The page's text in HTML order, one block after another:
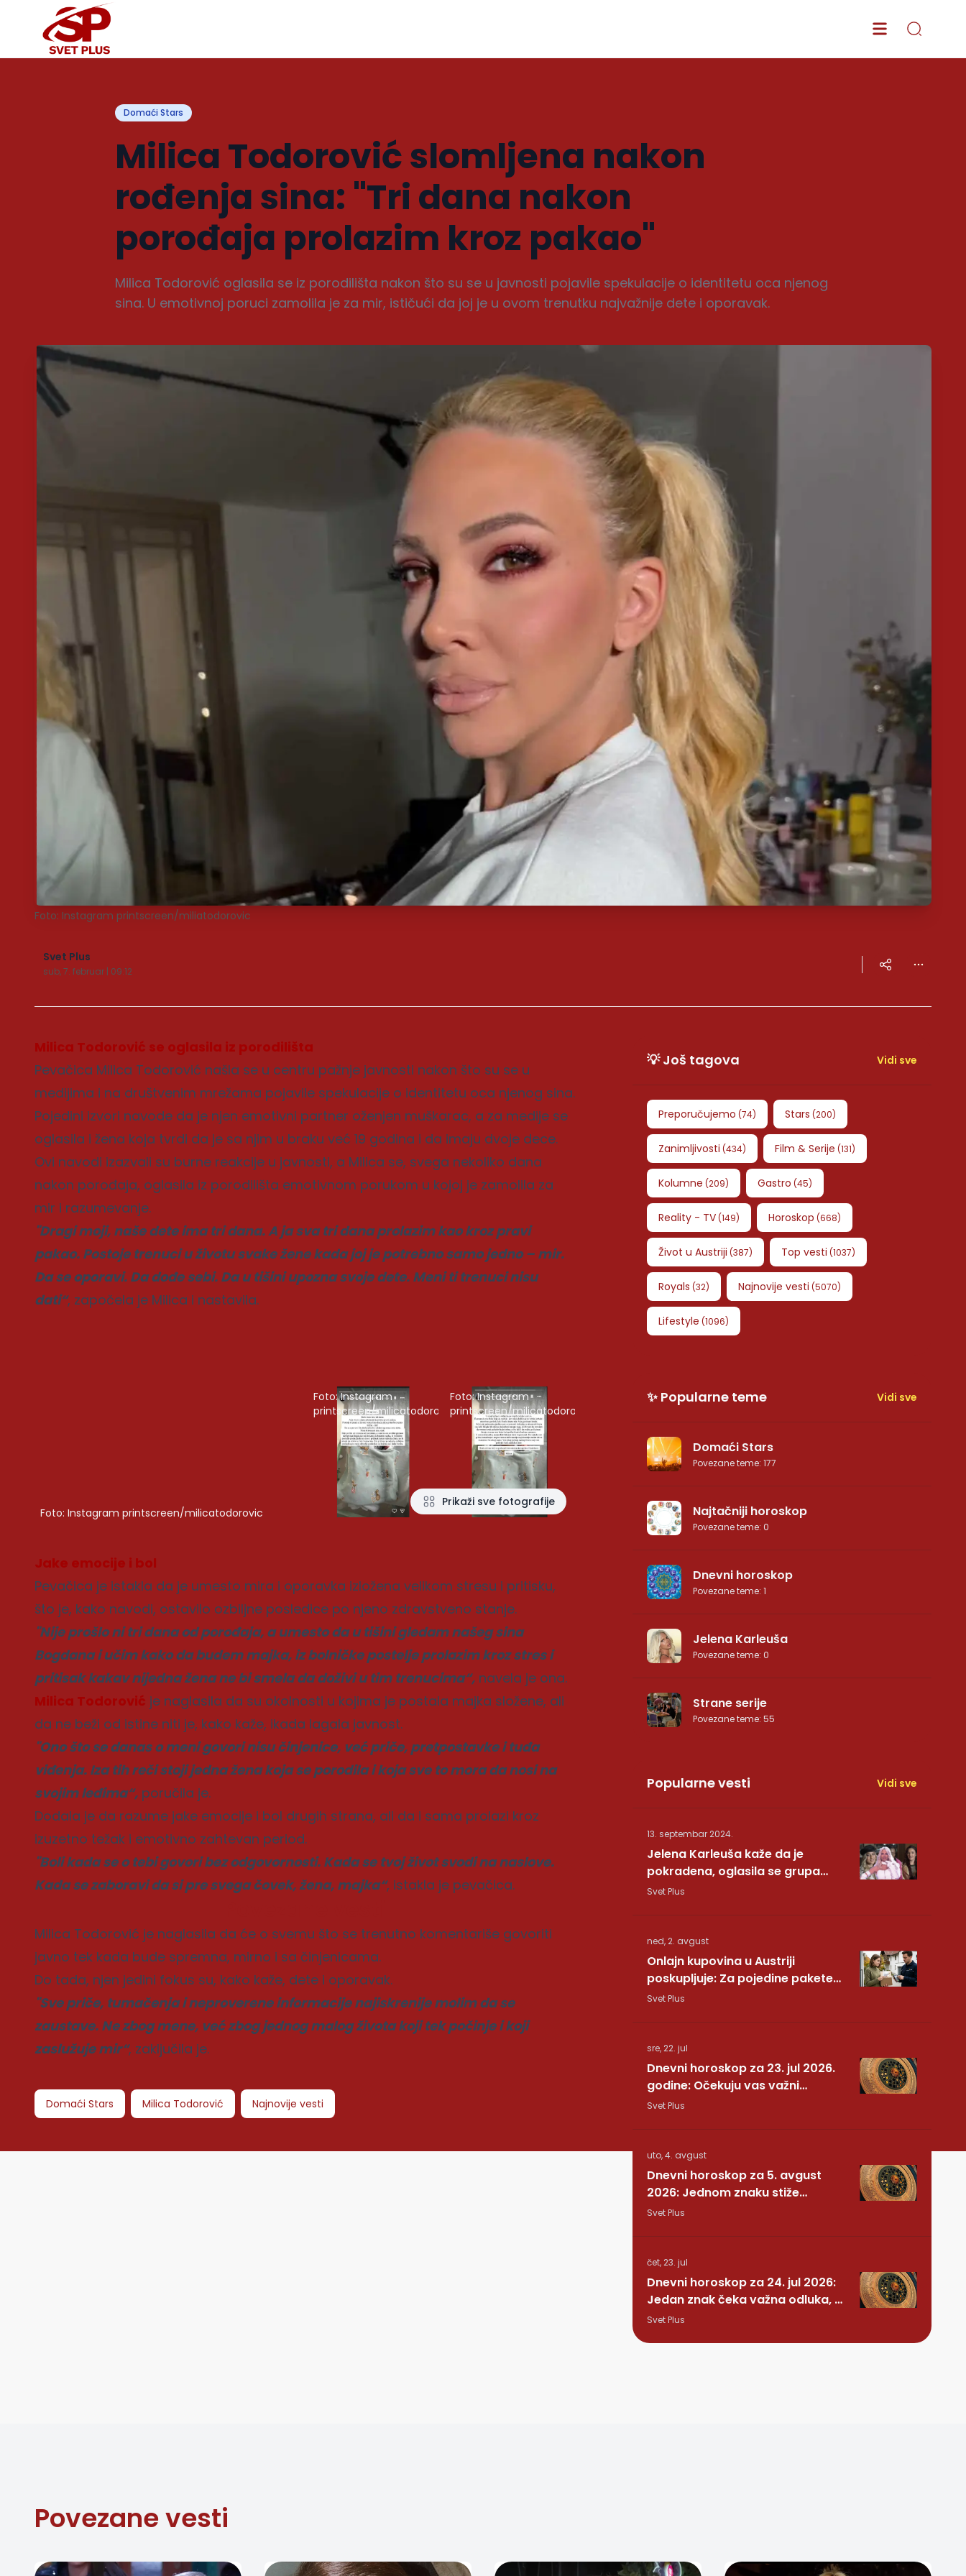
Domaći Stars
Milica Todorović slomljena nakon
rođenja sina: "Tri dana nakon
porođaja prolazim kroz pakao"
Milica Todorović oglasila se iz porodilišta nakon što su se u javnosti pojavile spekulacije o identitetu oca njenog
sina. U emotivnoj poruci zamolila je za mir, ističući da joj je u ovom trenutku najvažnije dete i oporavak.
Foto: Instagram printscreen/miliatodorovic
Svet Plus
sub, 7. februar | 09:12
Milica Todorović se oglasila iz porodilišta
Pevačica Milica Todorović našla se u centru pažnje javnosti nakon što su se u
medijima i na društvenim mrežama pojavile spekulacije o identitetu oca njenog sina.
Pojedini izvori navode da je njen emotivni partner oženjen muškarac, a za medije se
oglasila i žena koja tvrdi da je sa njim u braku već 19 godina i da imaju dvoje dece.
Ovi navodi izazvali su burne reakcije u javnosti, a Milica se, svega nekoliko dana
nakon porođaja, oglasila iz porodilišta emotivnom porukom u kojoj je zamolila za
mir i razumevanje.
"Dragi moji, naše dete ima tri dana. A ja sva tri dana prolazim kao kroz pravi
pakao. Postoje trenuci u životu svake žene kada joj je potrebno samo jedno – mir.
Da se oporavi. Da dođe sebi. Da u tišini upozna svoje dete. Meni ti trenuci nisu
dati“, započela je Milica i nastavila.
Foto: Instagram printscreen/milicatodorovic
Foto: Instagram
printscreen/milicatodorovic
Foto: Instagram
printscreen/milicatodorovic
Prikaži sve fotografije
Jake emocije i bol
Pevačica je istakla da je umesto mira i oporavka izložena velikom stresu i pritisku,
što je, kako navodi, ostavilo ozbiljne posledice po njeno zdravstveno stanje.
"Nije prošlo ni tri dana od porođaja, a umesto da u tišini gledam našeg sina
Bogdana i učim kako da budem majka, iz bolničke postelje prolazim kroz stres i
pritisak kakav nijedna žena ne bi smela da doživi u tim trenucima“, navela je ona.
Milica Todorović je naglasila da su okolnosti u kojima je postala majka složene, ali
da ne beži od istine niti je, kako kaže, ikada lagala javnost.
"Ono što se danas o meni govori nisu činjenice, već priče, pretpostavke i tuđa
viđenja. Iza tih reči stoji jedna žena koja se porodila i koja sve to mora da nosi na
svojim leđima“, poručila je.
Dodala je da razume jake emocije i bol drugih strana, ali da i sama prolazi kroz
izuzetno težak i emotivno zahtevan period.
"Boli kada se o tebi govori bez odgovornosti. Kada se tvoj život svodi na naslove.
Kada se zaboravi da si pre svega čovek, žena, majka“, istakla je pevačica.
Milica Todorović je naglasila da će o svemu što se trenutno komentariše govoriti
javno tek kada bude spremna, mirno i sa činjenicama.
Do tada, njen jedini fokus su, kako kaže, dete i oporavak.
"Sve priče, tumačenja i neproverene informacije najiskrenije molim da se
zaustave. Ne zbog mene, već zbog jednog malog života koji tek počinje i koji
zaslužuje mir“, zaključila je.
Domaći Stars Milica Todorović Najnovije vesti
💡 Još tagova Vidi sve
Preporučujemo (74) Stars (200)
Zanimljivosti (434) Film & Serije (131)
Kolumne (209) Gastro (45)
Reality - TV(149) Horoskop (668)
Život u Austriji (387) Top vesti (1037)
Royals (32) Najnovije vesti (5070)
Lifestyle (1096)
✨ Popularne teme Vidi sve
Domaći Stars
Povezane teme: 177
Najtačniji horoskop
Povezane teme: 0
Dnevni horoskop
Povezane teme: 1
Jelena Karleuša
Povezane teme: 0
Strane serije
Povezane teme: 55
Popularne vesti Vidi sve
13. septembar 2024.
Jelena Karleuša kaže da je
pokradena, oglasila se grupa
Hurricane: Pesma RUNDE je naša!
Svet Plus
ned, 2. avgust
Onlajn kupovina u Austriji
poskupljuje: Za pojedine pakete
dodatnih 7,40 evra
Svet Plus
sre, 22. jul
Dnevni horoskop za 23. jul 2026.
godine: Očekuju vas važni
preokreti!
Svet Plus
uto, 4. avgust
Dnevni horoskop za 5. avgust
2026: Jednom znaku stiže
potvrda koju je dugo čekao
Svet Plus
čet, 23. jul
Dnevni horoskop za 24. jul 2026:
Jedan znak čeka važna odluka, a
nekome stiže iznenađenje
Svet Plus
Povezane vesti